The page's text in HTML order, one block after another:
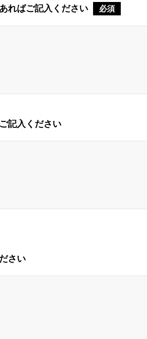
ればご記入ください 必須
記入ください
さい